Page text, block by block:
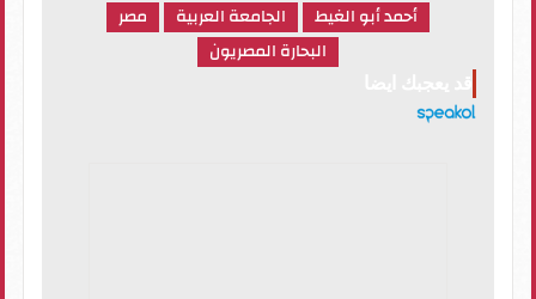
أحمد أبو الغيط الجامعة العربية
مصر
البحارة المصريون